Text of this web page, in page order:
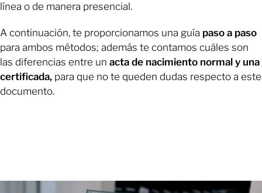
línea o de manera presencial.
A continuación, te proporcionamos una guía paso a paso
para ambos métodos; además te contamos cuáles son
las diferencias entre un acta de nacimiento normal y una
certificada, para que no te queden dudas respecto a este
documento.